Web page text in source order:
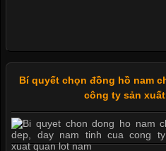
Bí quyết chọn đồng hồ nam
công ty sản